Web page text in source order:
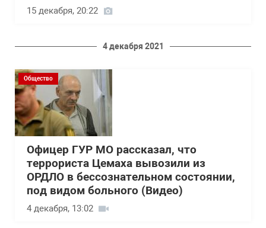
15 декабря, 20:22
4 декабря 2021
Общество
Офицер ГУР МО рассказал, что
террориста Цемаха вывозили из
ОРДЛО в бессознательном состоянии,
под видом больного (Видео)
4 декабря, 13:02